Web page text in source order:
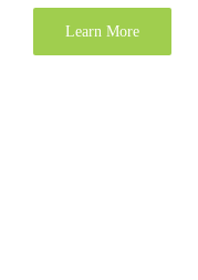
Learn More